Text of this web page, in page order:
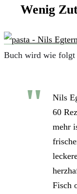
Wenig
Buch wird wie folgt
Nils
60
mehr
Fisch